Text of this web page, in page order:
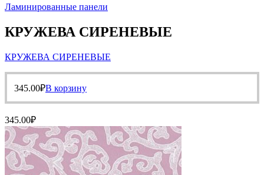
Ламинированные панели
КРУЖЕВА СИРЕНЕВЫЕ
КРУЖЕВА СИРЕНЕВЫЕ
345.00₽В корзину
345.00₽